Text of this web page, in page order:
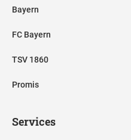
Bayern
FC Bayern
TSV 1860
Promis
Services